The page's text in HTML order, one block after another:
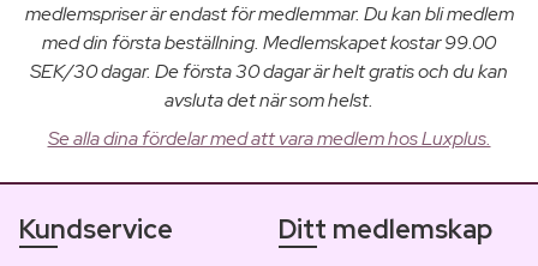
medlemspriser är endast för medlemmar. Du kan bli medlem
med din första beställning. Medlemskapet kostar 99.00
SEK/30 dagar. De första 30 dagar är helt gratis och du kan
avsluta det när som helst.
Se alla dina fördelar med att vara medlem hos Luxplus.
Kundservice Ditt medlemskap